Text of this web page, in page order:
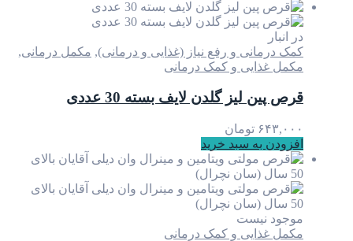
در انبار
کمک درمانی و رفع نیاز (غذایی و درمانی), مکمل درمانی,
مکمل غذایی و کمک درمانی
قرص پین لیز گلدن لایف بسته 30 عددی
۶۴۳,۰۰۰ تومان
افزودن به سبد خرید
موجود نیست
مکمل غذایی و کمک درمانی